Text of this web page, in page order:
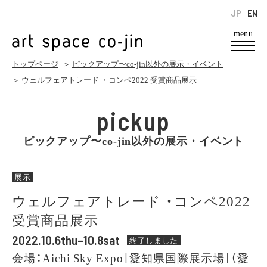
menu
EN
JP
トップページ ＞ ピックアップ〜co-jin以外の展示・イベント
＞ ウェルフェアトレード ・コンペ2022 受賞商品展示
pickup
ピックアップ〜co-jin以外の展示・イベント
展示
ウェルフェアトレード ・コンペ2022
受賞商品展示
2022.10.6thu–10.8sat 終了しました
会場：Aichi Sky Expo［愛知県国際展示場］（愛